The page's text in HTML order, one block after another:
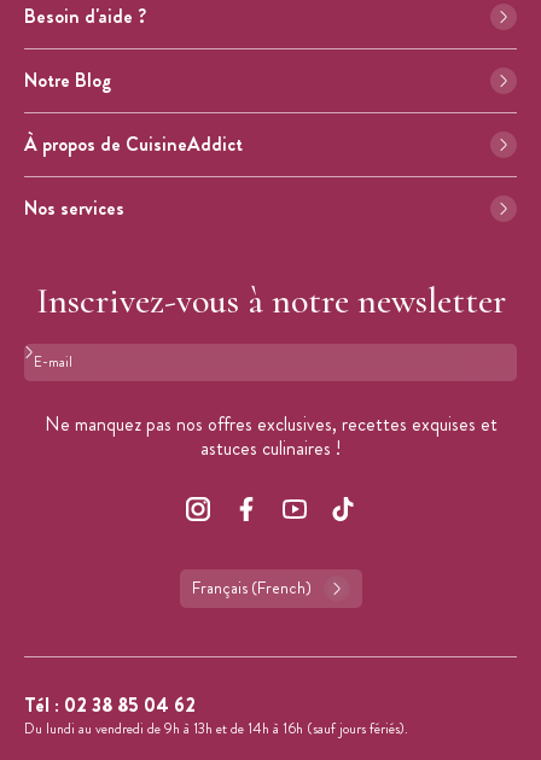
Besoin d'aide ?
Notre Blog
À propos de CuisineAddict
Nos services
Inscrivez-vous à notre newsletter
Format : adresse@email.com
Ne manquez pas nos offres exclusives, recettes exquises et
astuces culinaires !
Français (French)
Tél : 02 38 85 04 62
Du lundi au vendredi de 9h à 13h et de 14h à 16h (sauf jours fériés).